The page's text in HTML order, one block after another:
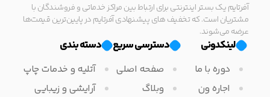
آفرتایم یک بستر اینترنتی برای ارتباط بین مراکز خدماتی و فروشندگان با
مشتریان است. که تخفیف های پیشنهادی آفرتایم در پایین‌ترین قیمت‌ها
عرضه می‌شوند.
لینکدونی
دوره با ما
اجاره ون
دسترسی سریع
صفحه اصلی
وبلاگ
دسته بندی
آتلیه و خدمات چاپ
آرایشی و زیبایی